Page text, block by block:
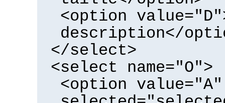
<option
description</
</select>
<select name="O">
<option value="A"